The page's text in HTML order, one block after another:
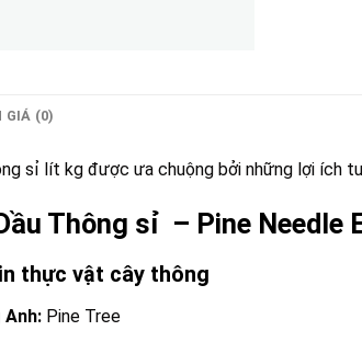
GIÁ (0)
sỉ lít kg được ưa chuộng bởi những lợi ích
Thông sỉ – Pine
thực vật cây thông
Anh:Pine Tree